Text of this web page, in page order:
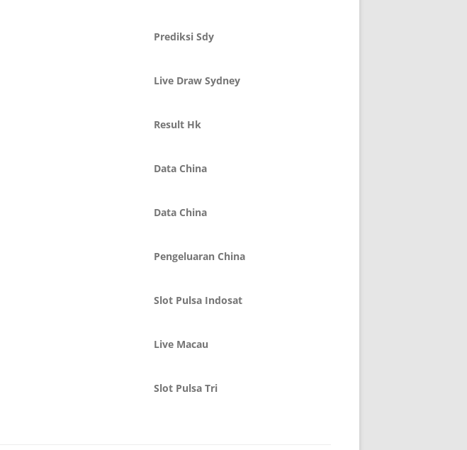
Prediksi Sdy
Live Draw Sydney
Result Hk
Data China
Data China
Pengeluaran China
Slot Pulsa Indosat
Live Macau
Slot Pulsa Tri